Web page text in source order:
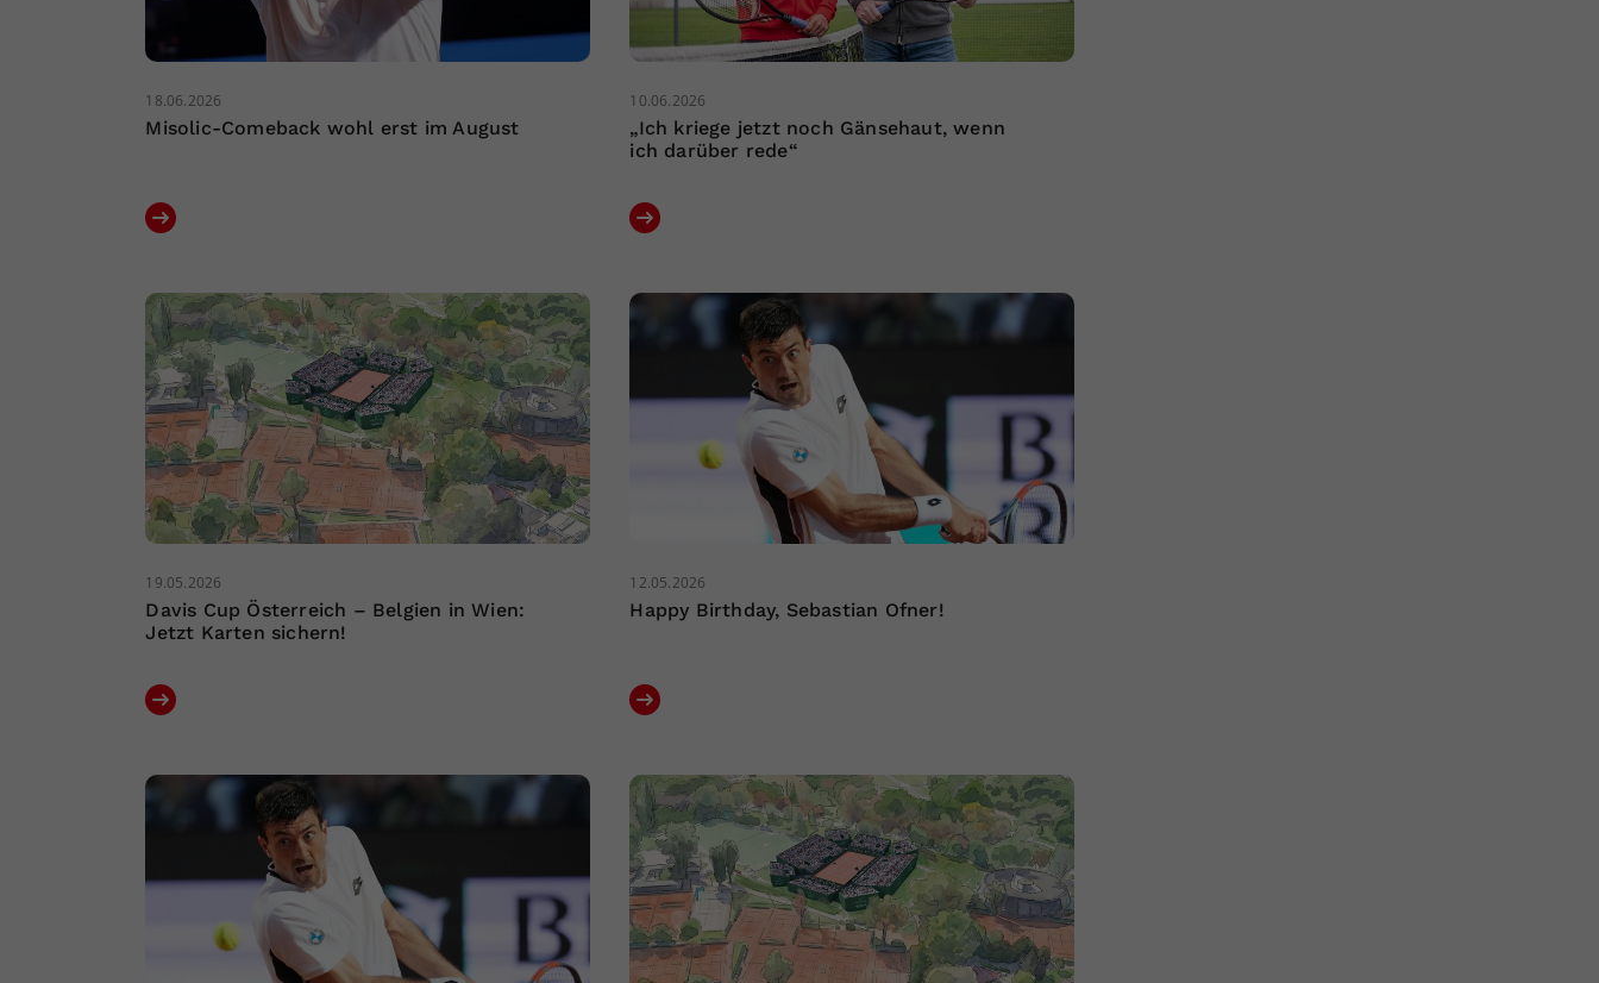
18.06.2026
Misolic-Comeback wohl erst im August
10.06.2026
„Ich kriege jetzt noch Gänsehaut, wenn
ich darüber rede“
19.05.2026
Davis Cup Österreich – Belgien in Wien:
Jetzt Karten sichern!
12.05.2026
Happy Birthday, Sebastian Ofner!